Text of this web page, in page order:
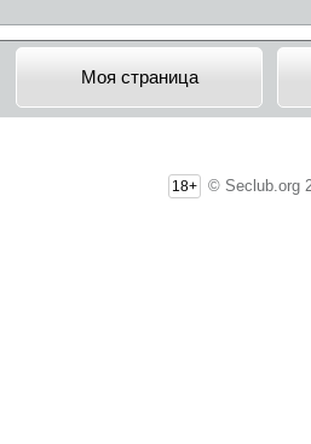
Моя страница
18+ © Seclub.org